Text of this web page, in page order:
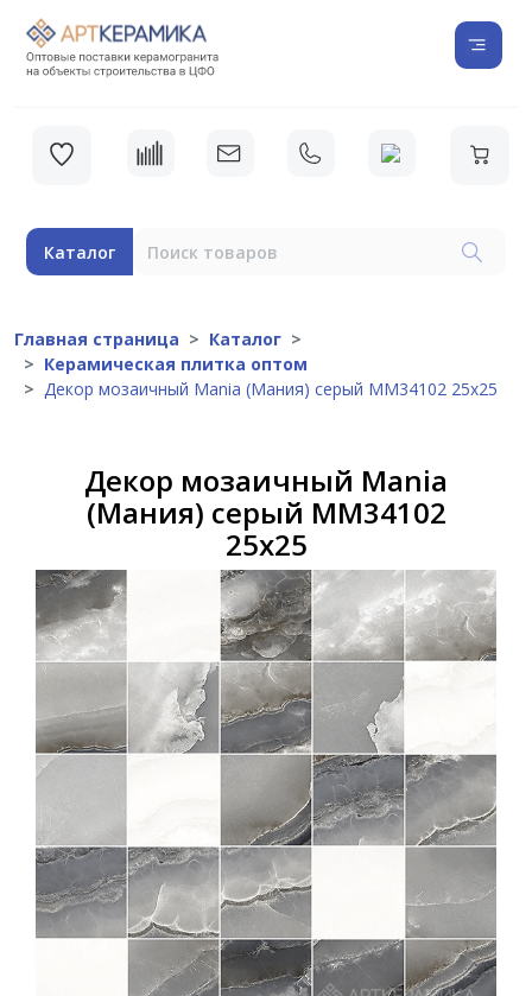
Каталог
Главная страница
Каталог
Керамическая плитка оптом
Декор мозаичный Mania (Мания) серый MM34102 25х25
Декор мозаичный Mania
(Мания) серый MM34102
25х25